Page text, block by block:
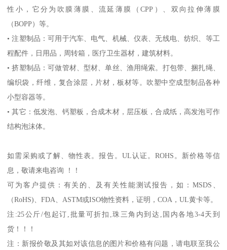
性小，它分为吹膜薄膜、流延薄膜（CPP ）、双向拉伸薄膜
（BOPP ）等。
•注塑制品：可用于汽车、电气、机械、仪表、无线电、纺织、等工
程配件，日用品，周转箱，医疗卫生器材，建筑材料。
•挤塑制品：可做管材、型材、单丝、渔用绳索。打包带、捆扎绳、
编织袋，纤维，复合涂层，片材，板材等。吹塑中空成型制品各种
小型容器等。
•其它：低发泡、钙塑板，合成木材，层压板，合成纸，高发泡可作
结构泡沫体。
如需采购或了解、物性表。报告。 UL认证。ROHS 。新价格等信
息，敬请来电咨询 ！！
可为客户提供：有关的、及有关性能测试报告，如： MSDS
（RoHS) 、FDA ASTM或ISO物性资料，证明，COA ，UL黄卡等。
注 :25公斤/包起订 批量可折扣 珠三角内到达 国内各地3-4天到
货！！！
注：新报价敬及其如对该信息的图片和价格有问题，请电联至我公